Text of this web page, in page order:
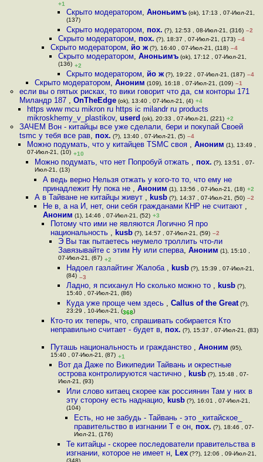
+1
Скрыто модератором, Аноньимъ(ok), 17:13 , 07-Июл-21,
(137)
Скрыто модератором, пох. (?), 12:53 , 08-Июл-21, (316) –2
Скрыто модератором, пох. (?), 18:37 , 07-Июл-21, (173) –4
Скрыто модератором, йо ж(?), 16:40 , 07-Июл-21, (118) –4
Скрыто модератором,Аноньимъ (ok), 17:12 , 07-Июл-21,
(136) +2
Скрыто модератором, йо ж(?), 19:22 , 07-Июл-21, (187) –4
Скрыто модератором,Аноним (109), 16:18 , 07-Июл-21, (109) –1
если вы о пятых рисках, то вики говорит что да, см конторы 171
Миландр 187 , OnTheEdge(ok), 13:40 , 07-Июл-21, (4) +4
https www mcu mikron ru https ic milandr ru products
mikroskhemy_v_plastikov, userd (ok), 20:33 , 07-Июл-21, (221) +2
ЗАЧЕМ Вон - китайцы все уже сделали, бери и покупай Своей
tsmc у тебя все рав, пох. (?), 13:40 , 07-Июл-21, (5) –4
Можно подумать, что у китайцев TSMC своя , Аноним (1), 13:49 ,
07-Июл-21, (10) +10
Можно подумать, что нет Попробуй отжать , пох. (?), 13:51 , 07-
Июл-21, (13)
А ведь верно Нельзя отжать у кого-то то, что ему не
принадлежит Ну пока не , Аноним (1), 13:56 , 07-Июл-21, (18) +2
А в Тайване не китайцы живут , kusb (?), 14:37 , 07-Июл-21, (50) –2
Не в, а на И, нет, они себя гражданами КНР не считают ,
Аноним (1), 14:46 , 07-Июл-21, (52) +3
Потому что ими не являются Логично Я про
национальность , kusb(?), 14:57 , 07-Июл-21, (59) –2
Э Вы так пытаетесь неумело троллить что-ли
Завязывайте с этим Ну или сперва,Аноним (1), 15:10 ,
07-Июл-21, (67) +2
Надоел газлайтинг Жалоба , kusb(?), 15:39 , 07-Июл-21,
(84) –3
Ладно, я психанул Но сколько можно то , kusb(?),
15:40 , 07-Июл-21, (86)
Куда уже проще чем здесь , Callus of the Great(?),
23:29 , 10-Июл-21, (368)
Кто-то их теперь, что, спрашивать собирается Кто
неправильно считает - будет в, пох. (?), 15:37 , 07-Июл-21, (83)
Путашь национальность и гражданство , Аноним (95),
15:40 , 07-Июл-21, (87) +1
Вот да Даже по Википедии Тайвань и окрестные
острова контролируются частично , kusb (?), 15:48 , 07-
Июл-21, (93)
Или слово китаец скорее как россиянин Там у них в
эту сторону есть наднацио, kusb(?), 16:01 , 07-Июл-21,
(104)
Есть, но не забудь - Тайвань - это _китайское_
правительство в изгнании Т е он, пох. (?), 18:46 , 07-
Июл-21, (176)
Те китайцы - скорее последователи правительства в
изгнании, которое не имеет н, Lex(??), 12:06 , 09-Июл-21,